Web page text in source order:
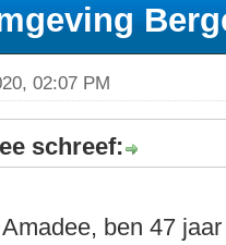
02:07 PM
schreef:
ben 47